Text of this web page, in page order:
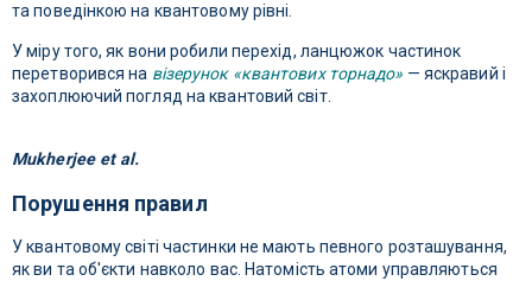
та поведінкою на квантовому рівні.
У міру того, як вони робили перехід, ланцюжок частинок
перетворився на візерунок «квантових торнадо» — яскравий і
захоплюючий погляд на квантовий світ.
Mukherjee et al.
Порушення правил
У квантовому світі частинки не мають певного розташування,
як ви та об'єкти навколо вас. Натомість атоми управляються